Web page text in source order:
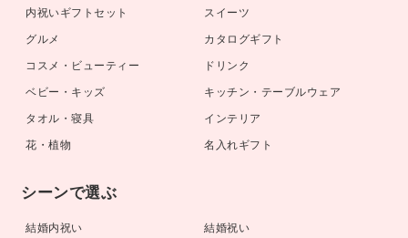
内祝いギフトセット
スイーツ
グルメ
カタログギフト
コスメ・ビューティー
ドリンク
ベビー・キッズ
キッチン・テーブルウェア
タオル・寝具
インテリア
花・植物
名入れギフト
シーンで選ぶ
結婚内祝い
結婚祝い